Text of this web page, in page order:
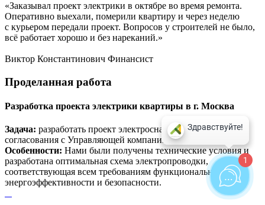
«Заказывал проект электрики в октябре во время ремонта.
Оперативно выехали, померили квартиру и через неделю
с курьером передали проект. Вопросов у строителей не было,
всё работает хорошо и без нареканий.»
Виктор Константинович Финансист
Проделанная работа
Разработка проекта электрики квартиры в г. Москва
Задача: разработать проект электроснабжения для
согласования с Управляющей компании дома.
Особенности: Нами были получены технические условия и
разработана оптимальная схема электропроводки,
соответствующая всем требованиям функциональности,
энергоэффективности и безопасности.
1